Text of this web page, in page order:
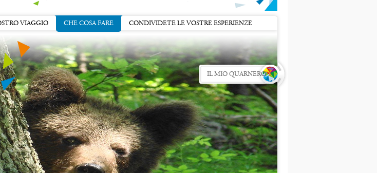
VIAGGIO CHE COSA FARE CONDIVIDETE LE VOSTRE ESPERIENZE
IL MIO QUARNERO